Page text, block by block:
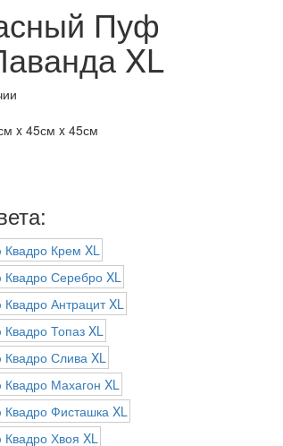
Пуф
XL
x 45см x 45см